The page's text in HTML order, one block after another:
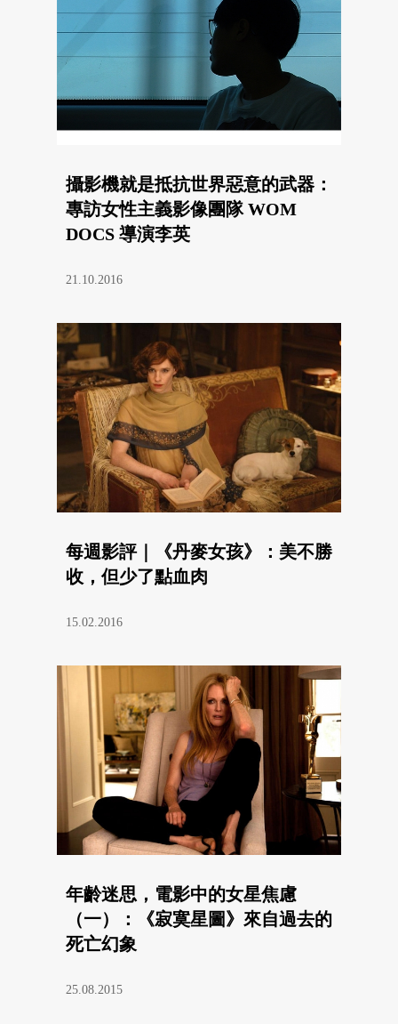
攝影機就是抵抗世界惡意的武器：
專訪女性主義影像團隊 WOM
DOCS 導演李英
21.10.2016
每週影評｜《丹麥女孩》：美不勝
收，但少了點血肉
15.02.2016
年齡迷思，電影中的女星焦慮
（一）：《寂寞星圖》來自過去的
死亡幻象
25.08.2015